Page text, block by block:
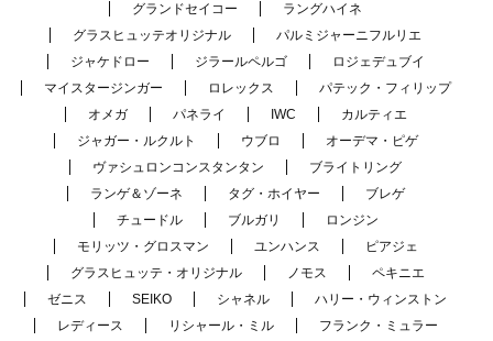
グランドセイコー
ラングハイネ
グラスヒュッテオリジナル
パルミジャーニフルリエ
ジャケドロー
ジラールペルゴ
ロジェデュブイ
マイスタージンガー
ロレックス
パテック・フィリップ
オメガ
パネライ IWC
カルティエ
ジャガー・ルクルト
ウブロ
オーデマ・ピゲ
ヴァシュロンコンスタンタン
ブライトリング
ランゲ＆ゾーネ
タグ・ホイヤー
ブレゲ
チュードル
ブルガリ
ロンジン
モリッツ・グロスマン
ユンハンス
ピアジェ
グラスヒュッテ・オリジナル
ノモス
ペキニエ
ゼニス
SEIKO シャネル
ハリー・ウィンストン
レディース
リシャール・ミル
フランク・ミュラー